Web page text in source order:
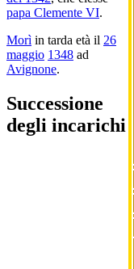
papa Clemente VI.
Morì in tarda età il 26
maggio 1348 ad
Avignone.
Successione
degli incarichi